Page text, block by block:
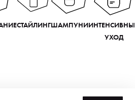
СТАЙЛИНГШАМПУНИ
УХОД